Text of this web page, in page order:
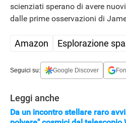
scienziati sperano di avere
dalle prime osservazioni di
Amazon Esplorazione
Seguici su: Google Discover
Leggi anche
Da un incontro stellare raro